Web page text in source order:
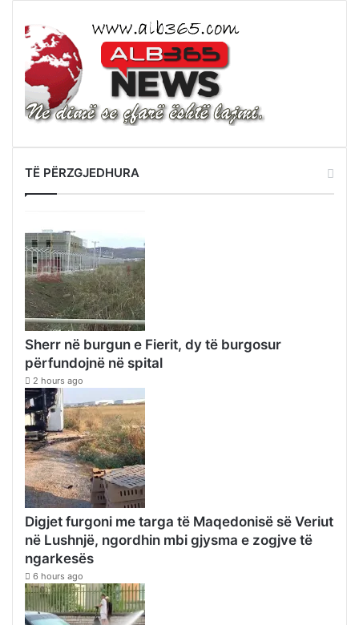
TË PËRZGJEDHURA
Sherr në burgun e Fierit, dy të burgosur
përfundojnë në spital
2 hours ago
Digjet furgoni me targa të Maqedonisë së Veriut
në Lushnjë, ngordhin mbi gjysma e zogjve të
ngarkesës
6 hours ago